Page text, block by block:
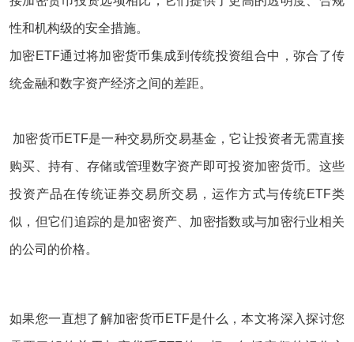
性和机构级的安全措施。
加密ETF通过将加密货币集成到传统投资组合中，弥合了传
统金融和数字资产经济之间的差距。
加密货币ETF是一种交易所交易基金，它让投资者无需直接
购买、持有、存储或管理数字资产即可投资加密货币。这些
投资产品在传统证券交易所交易，运作方式与传统ETF类
似，但它们追踪的是加密资产、加密指数或与加密行业相关
的公司的价格。
如果您一直想了解加密货币ETF是什么，本文将深入探讨您